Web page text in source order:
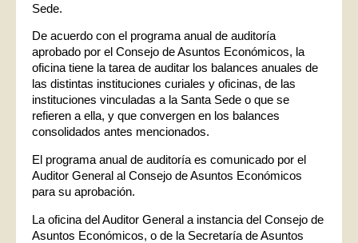
Sede.
De acuerdo con el programa anual de auditoría
aprobado por el Consejo de Asuntos Económicos, la
oficina tiene la tarea de auditar los balances anuales de
las distintas instituciones curiales y oficinas, de las
instituciones vinculadas a la Santa Sede o que se
refieren a ella, y que convergen en los balances
consolidados antes mencionados.
El programa anual de auditoría es comunicado por el
Auditor General al Consejo de Asuntos Económicos
para su aprobación.
La oficina del Auditor General a instancia del Consejo de
Asuntos Económicos, o de la Secretaría de Asuntos